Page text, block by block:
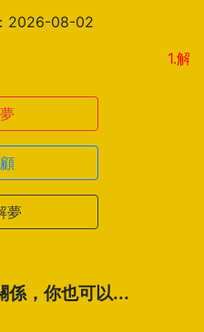
2026-08-02
1.解夢結果
夢
係，你也可以...